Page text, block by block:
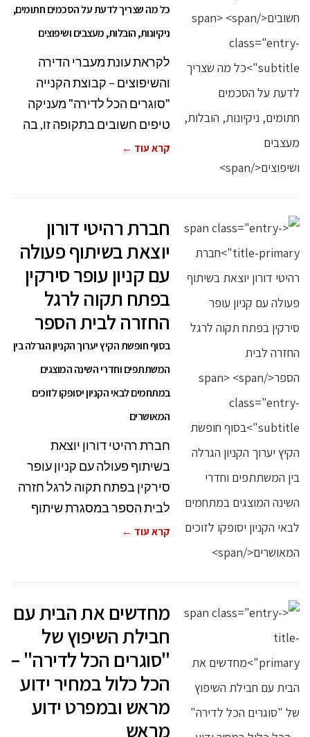
כל מה שצריך לדעת על הסכמים חתומים,
ניקיונות, הובלות, מעצבים ושיפוצים
לקראת עונת מעברי הדירה
והשיפוצים – קבוצת הקנייה
"סוגרים הכל לדירה" מעניקה
טיפים חשובים בתקופה זו, בה
קרא עוד ←
חברת רהיטי דורון
יוצאת בשיתוף פעולה
עם קניון עופר סירקין
בפתח תקוה לרגל
החזרה לבית הספר
בסוף חופשת הקיץ יערוך הקניון הגרלה בין
המשתתפים וחדרי השינה המוצגים
במתחמים לבאי הקניון יסופקו לזוכים
המאושרים
חברת רהיטי דורון יוצאת
בשיתוף פעולה עם קניון עופר
סירקין בפתח תקוה לרגל חזרה
לבית הספר במסגרת שיתוף
קרא עוד ←
מחדשים את הבית עם
חבילת השיפוץ של
"סוגרים הכל לדירה" –
הכל כלול במחיר ידוע
מראש ובמפרט ידוע
מראש